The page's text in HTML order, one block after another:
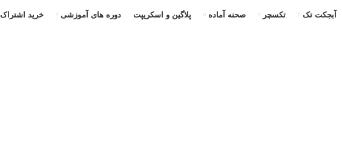
آبجکت تک تکسچر صحنه آماده پلاگین و اسکریپت دوره های آموزشی خرید اشتراک